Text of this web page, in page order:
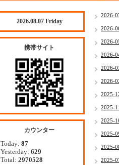
2026-
2026-
2026-
2026-
2026-
2026-
2025-
2025-
2025-
2025-
2025-
2025-
2026.08.07 Friday
携帯サイト
カウンター
Today: 87
Yesterday: 629
Total: 2970528